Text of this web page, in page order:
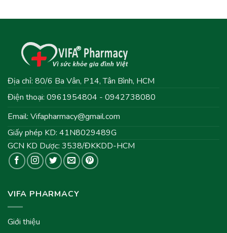
Địa chỉ: 80/6 Ba Vân, P14, Tân Bình, HCM
Điện thoại: 0961954804 - 0942738080
Email: Vifapharmacy@gmail.com
Giấy phép KD: 41N8029489G
GCN KD Dược: 3538/ĐKKDD-HCM
VIFA PHARMACY
Giới thiệu